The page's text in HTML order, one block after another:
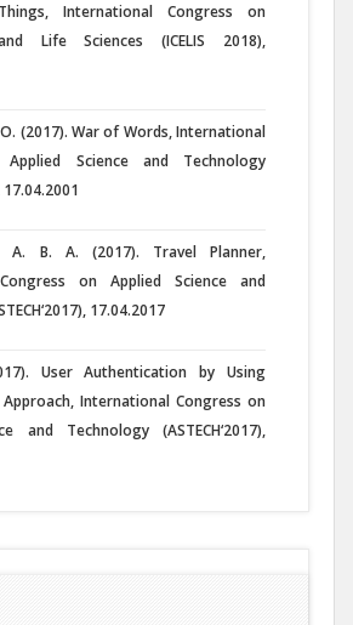
International Congress on
Life Sciences (ICELIS 2018),
O. (2017). War of Words, International
Science and Technology
17.04.2001
A. B. A. (2017). Travel Planner,
on Applied Science and
17.04.2017
User Authentication by Using
International Congress on
and Technology (ASTECH‘2017),